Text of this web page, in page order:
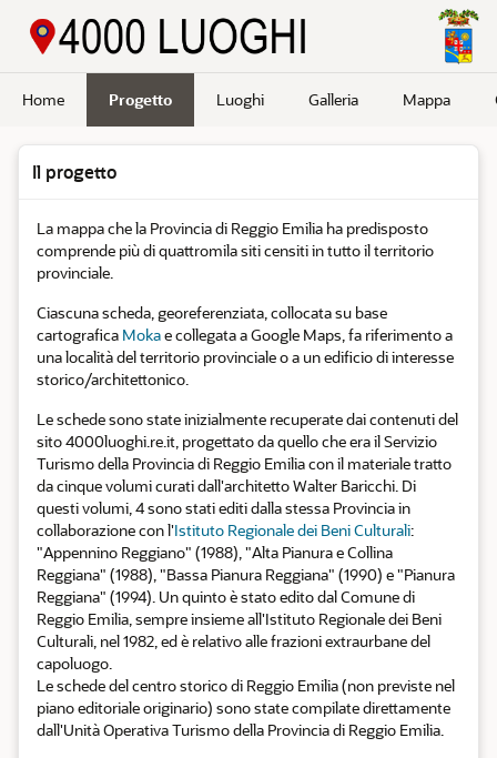
Home Progetto Luoghi Galleria Mappa
Il progetto
La mappa che la Provincia di Reggio Emilia ha predisposto
comprende più di quattromila siti censiti in tutto il territorio
provinciale.
Ciascuna scheda, georeferenziata, collocata su base
cartografica Mokae collegata a Google Maps, fa riferimento a
una località del territorio provinciale o a un edificio di interesse
storico/architettonico.
Le schede sono state inizialmente recuperate dai contenuti del
sito 4000luoghi.re.it, progettato da quello che era il Servizio
Turismo della Provincia di Reggio Emilia con il materiale tratto
da cinque volumi curati dall'architetto Walter Baricchi. Di
questi volumi, 4 sono stati editi dalla stessa Provincia in
collaborazione con l'Istituto Regionale dei Beni Culturali:
"Appennino Reggiano" (1988), "Alta Pianura e Collina
Reggiana" (1988), "Bassa Pianura Reggiana" (1990) e "Pianura
Reggiana" (1994). Un quinto è stato edito dal Comune di
Reggio Emilia, sempre insieme all'Istituto Regionale dei Beni
Culturali, nel 1982, ed è relativo alle frazioni extraurbane del
capoluogo.
Le schede del centro storico di Reggio Emilia (non previste nel
piano editoriale originario) sono state compilate direttamente
dall'Unità Operativa Turismo della Provincia di Reggio Emilia.